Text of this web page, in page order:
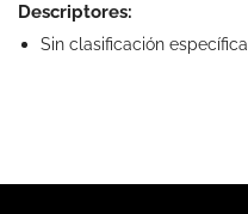
Descriptores:
Sin clasificación específica